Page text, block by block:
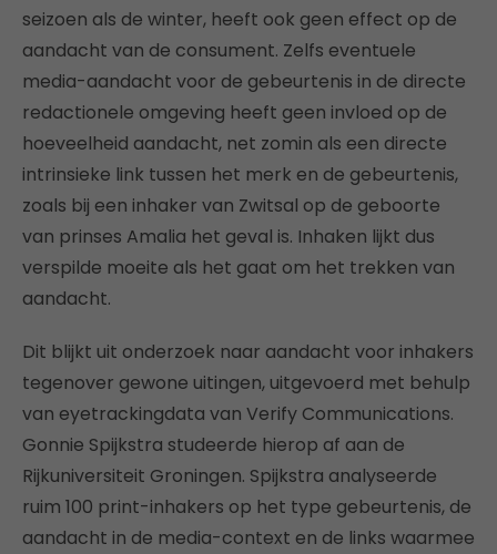
seizoen als de winter, heeft ook geen effect op de
aandacht van de consument. Zelfs eventuele
media-aandacht voor de gebeurtenis in de directe
redactionele omgeving heeft geen invloed op de
hoeveelheid aandacht, net zomin als een directe
intrinsieke link tussen het merk en de gebeurtenis,
zoals bij een inhaker van Zwitsal op de geboorte
van prinses Amalia het geval is. Inhaken lijkt dus
verspilde moeite als het gaat om het trekken van
aandacht.
Dit blijkt uit onderzoek naar aandacht voor inhakers
tegenover gewone uitingen, uitgevoerd met behulp
van eyetrackingdata van Verify Communications.
Gonnie Spijkstra studeerde hierop af aan de
Rijkuniversiteit Groningen. Spijkstra analyseerde
ruim 100 print-inhakers op het type gebeurtenis, de
aandacht in de media-context en de links waarmee